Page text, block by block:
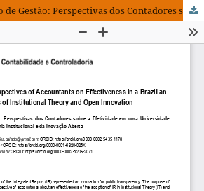
Relatório Integrado de Gestão: Perspectivas dos Contadores sobre a Efetividade em uma Universidade Pública Brasileira à luz da Teoria Institucional e da Inovação Aberta